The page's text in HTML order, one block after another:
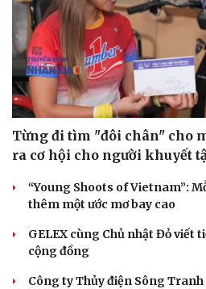
Từng đi tìm "đôi chân" cho
ra cơ hội cho người khuyết
“Young Shoots of Vietnam”:
thêm một ước mơ bay cao
GELEX cùng Chủ nhật Đỏ viết
cộng đồng
Công ty Thủy điện Sông